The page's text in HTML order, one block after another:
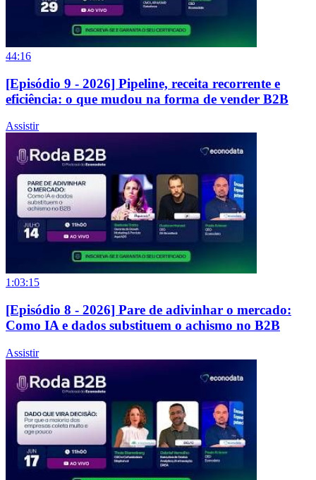
44:16
[Episódio 9 - 2026] Pipeline, receita recorrente e
eficiência: o que mudou na forma de vender B2B
Assistir
1:03:15
[Episódio 8 - 2026] Pare de adivinhar o mercado:
Como IA e dados substituem o achismo no B2B
Assistir